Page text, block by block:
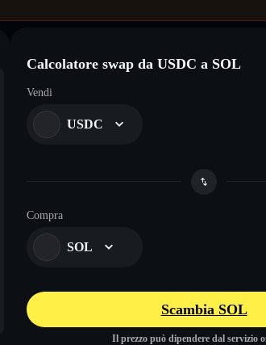
Calcolatore swap da USDC a SOL
Vendi
USDC
Compra
SOL
Scambia SOL
Il prezzo può dipendere dal servizio